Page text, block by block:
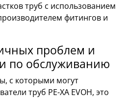
труб с использованием
фитингов и
проблем и
по обслуживанию
с которыми могут
труб PE-XA EVOH, это